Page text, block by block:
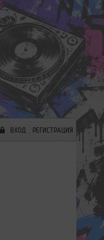
ВХОД РЕГИСТРАЦИЯ